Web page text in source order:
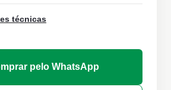
técnicas
pelo WhatsApp